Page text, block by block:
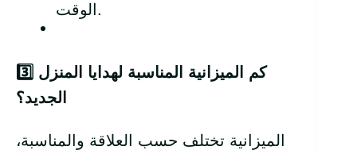
الوقت.
3️ كم الميزانية المناسبة لهدايا المنزل
الجديد؟
الميزانية تختلف حسب العلاقة والمناسبة،